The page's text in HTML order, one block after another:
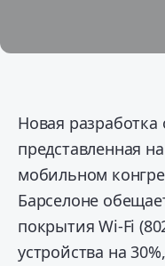
Новая разработка
представленная
мобильном
Барселоне
покрытия Wi-Fi
устройства на